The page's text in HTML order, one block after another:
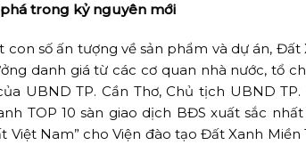
trong kỷ nguyên mới
con số ấn tượng về sản phẩm và dự án,
danh giá từ các cơ quan nhà nước, tổ
UBND TP. Cần Thơ, Chủ tịch UBND
TOP 10 sàn giao dịch BĐS xuất sắc
Nam” cho Viện đào tạo Đất Xanh Miền